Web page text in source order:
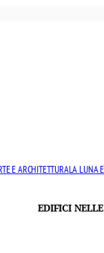
E ARCHITETTURALA LUNA
EDIFICI